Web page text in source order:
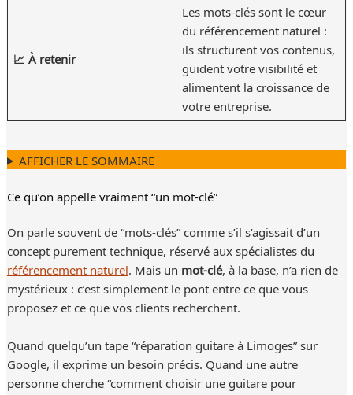
📈 À retenir
Les mots-clés sont le cœur
du référencement naturel :
ils structurent vos contenus,
guident votre visibilité et
alimentent la croissance de
votre entreprise.
AFFICHER LE SOMMAIRE
Ce qu’on appelle vraiment “un mot-clé”
On parle souvent de “mots-clés” comme s’il s’agissait d’un
concept purement technique, réservé aux spécialistes du
référencement naturel. Mais un mot-clé, à la base, n’a rien de
mystérieux : c’est simplement le pont entre ce que vous
proposez et ce que vos clients recherchent.
Quand quelqu’un tape “réparation guitare à Limoges” sur
Google, il exprime un besoin précis. Quand une autre
personne cherche “comment choisir une guitare pour